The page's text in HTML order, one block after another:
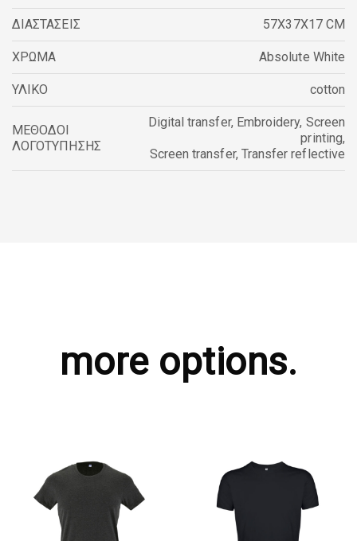
ΔΙΑΣΤΑΣΕΙΣ 57X37X17 CM
ΧΡΩΜΑ Absolute White
ΥΛΙΚΟ cotton
ΜΕΘΟΔΟΙ
ΛΟΓΟΤΥΠΗΣΗΣ
Digital transfer, Embroidery, Screen
printing,
Screen transfer, Transfer reflective
more options.